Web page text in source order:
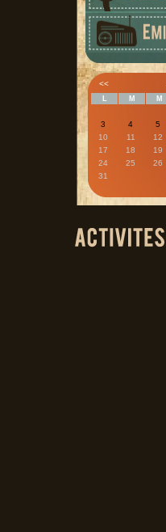
<<
L M M
3
4 5
10
11 12
17
18 19
24
25 26
31